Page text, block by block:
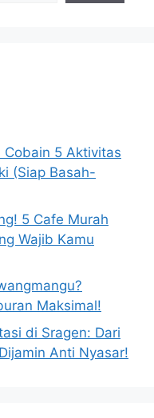
5 Aktivitas
(Siap Basah-
5 Cafe Murah
Wajib Kamu
Maksimal!
di Sragen: Dari
Anti Nyasar!